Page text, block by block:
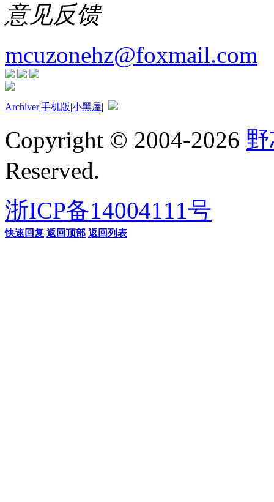
意见反馈
mcuzonehz@foxmail.com
Archiver|手机版|小黑屋|
Copyright © 2004-2026
Reserved.
浙ICP备14004111号
快速回复 返回顶部 返回列表